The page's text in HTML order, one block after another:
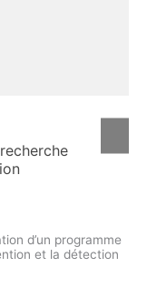
d’un programme
et la détection